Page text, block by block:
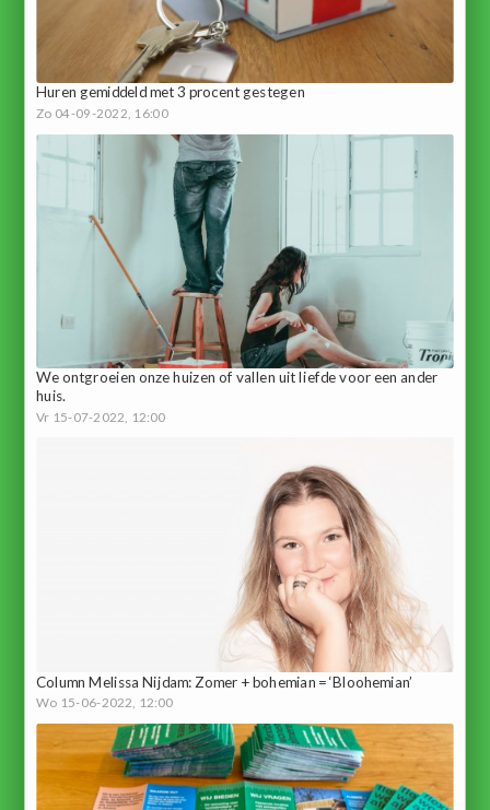
Huren gemiddeld met 3 procent gestegen
Zo 04-09-2022, 16:00
We ontgroeien onze huizen of vallen uit liefde voor een ander
huis.
Vr 15-07-2022, 12:00
Column Melissa Nijdam: Zomer + bohemian = ‘Bloohemian’
Wo 15-06-2022, 12:00